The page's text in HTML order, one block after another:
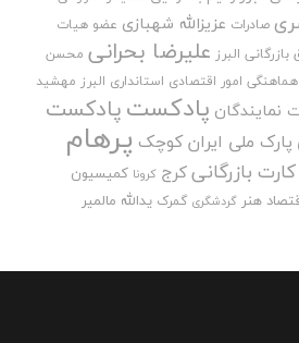
صادرات عزیزالله شهبازی عضو هیات
البرز علیرضا بحرانی محسن
امور اقتصادی استانداری البرز مهشید
نمایندگان پادکستپادکست
پارک ملی ایران کوچک پرهام
کارت بازرگانیکرج کرونا کمیسیون
هنر گردشگری گمرک یدالله مالمیر